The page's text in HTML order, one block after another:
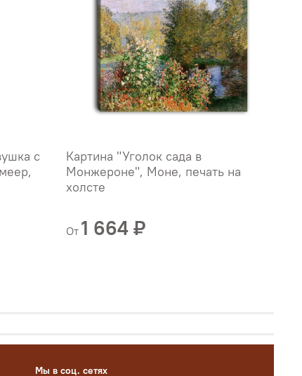
с
Картина "Уголок сада в
Монжероне", Моне, печать на
холсте
От 1 664 ₽
Мы в соц. сетях